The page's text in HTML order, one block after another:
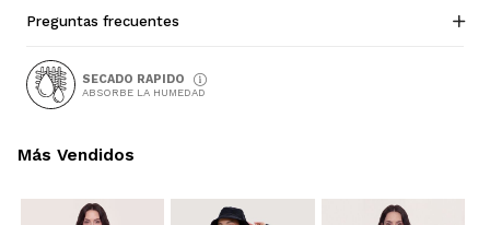
Preguntas frecuentes
SECADO RAPIDO
ABSORBE LA HUMEDAD
Más Vendidos